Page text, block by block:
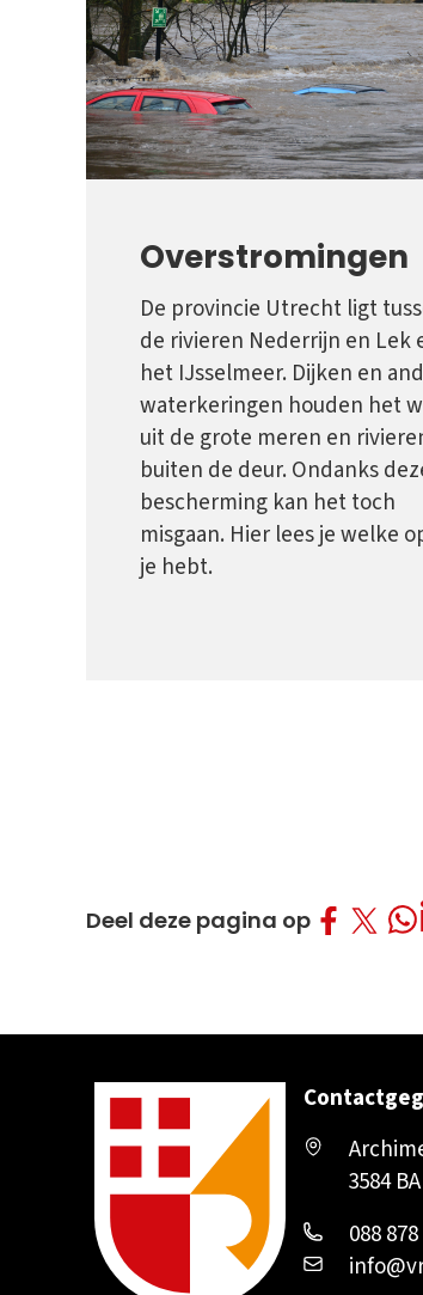
Overstromingen
De provincie Utrecht ligt
de rivieren Nederrijn en Lek
het IJsselmeer. Dijken en
waterkeringen houden het
uit de grote meren en
buiten de deur. Ondanks
bescherming kan het toch
misgaan. Hier lees je welke
je hebt.
Deel deze pagina opDeel op
Deel
3584
088